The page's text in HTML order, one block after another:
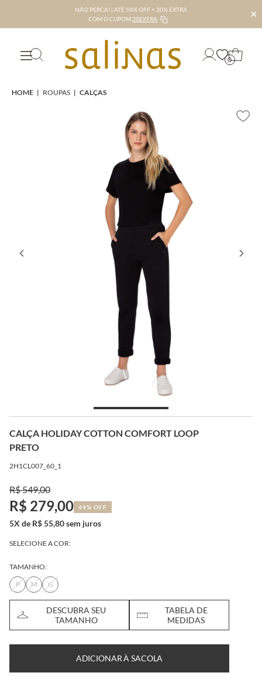
NÃO PERCA! | ATÉ 50% OFF + 20% EXTRA
COM O CUPOM 20EXTRA ✕
0
HOME | ROUPAS | CALÇAS
CALÇA HOLIDAY COTTON COMFORT LOOP
PRETO
2H1CL007_60_1
R$ 549,00
R$ 279,00 49% OFF
5X de R$ 55,80 sem juros
SELECIONE A COR:
TAMANHO:
P
M G
DESCUBRA SEU
TAMANHO
TABELA DE
MEDIDAS
ADICIONAR À SACOLA